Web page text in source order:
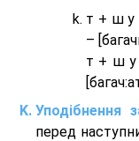
т + ш у
–
т + ш у
Уподібнення
перед